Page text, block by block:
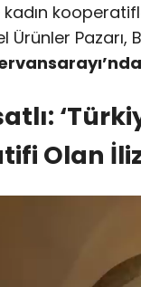
Ürünler Pazarı,
Olan